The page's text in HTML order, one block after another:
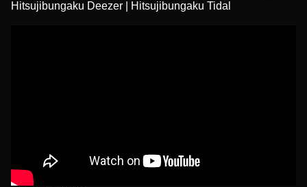
Hitsujibungaku Deezer
Hitsujibungaku Tidal